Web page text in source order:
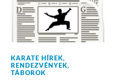
KARATE HÍREK,
RENDEZVÉNYEK,
TÁBOROK